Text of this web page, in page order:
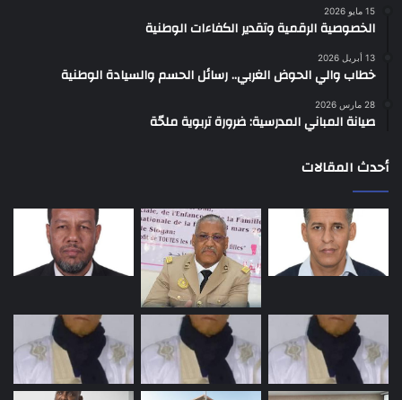
15 مايو 2026
الخصوصية الرقمية وتقدير الكفاءات الوطنية
13 أبريل 2026
خطاب والي الحوض الغربي.. رسائل الحسم والسيادة الوطنية
28 مارس 2026
صيانة المباني المدرسية: ضرورة تربوية ملحّة
أحدث المقالات